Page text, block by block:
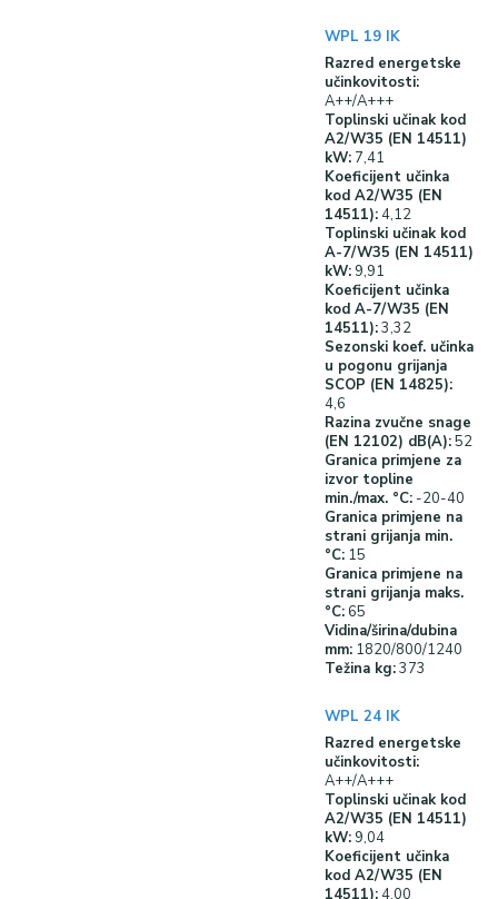
WPL 19 IK
Razred energetske
učinkovitosti:
A++/A+++
Toplinski učinak kod
A2/W35 (EN 14511)
kW: 7,41
Koeficijent učinka
kod A2/W35 (EN
14511):4,12
Toplinski učinak kod
A-7/W35 (EN 14511)
kW: 9,91
Koeficijent učinka
kod A-7/W35 (EN
14511):3,32
Sezonski koef. učinka
u pogonu grijanja
SCOP (EN 14825):
4,6
Razina zvučne snage
(EN 12102) dB(A):52
Granica primjene za
izvor topline
min./max. °C: -20-40
Granica primjene na
strani grijanja min.
°C: 15
Granica primjene na
strani grijanja maks.
°C:65
Vidina/širina/dubina
mm: 1820/800/1240
Težina kg:373
WPL 24 IK
Razred energetske
učinkovitosti:
A++/A+++
Toplinski učinak kod
A2/W35 (EN 14511)
kW: 9,04
Koeficijent učinka
kod A2/W35 (EN
14511):4,00